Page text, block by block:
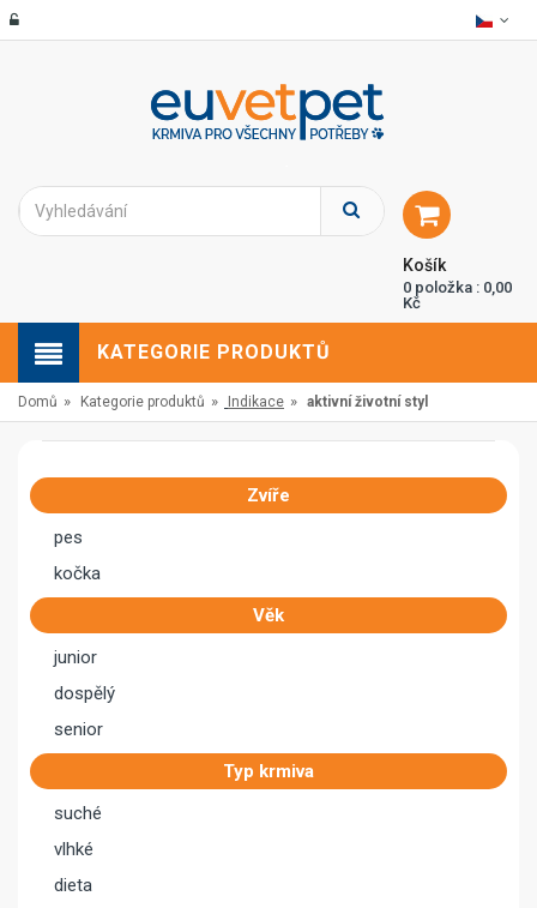
Košík
0 položka : 0,00
Kč
KATEGORIE PRODUKTŮ
Domů » Kategorie produktů » Indikace » aktivní životní styl
Zvíře
pes
kočka
Věk
junior
dospělý
senior
Typ krmiva
suché
vlhké
dieta